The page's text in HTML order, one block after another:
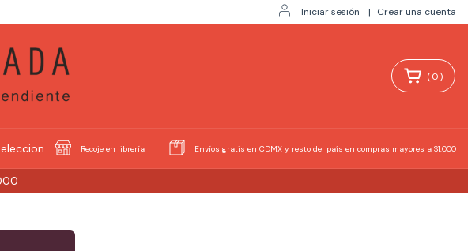
Iniciar sesión | Crear una cuenta
(0)
Recoje en librería Envíos gratis en CDMX y resto del país en compras mayores a $1,000